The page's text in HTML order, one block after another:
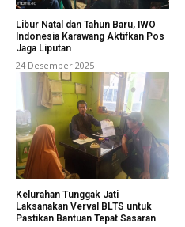
Libur Natal dan Tahun Baru, IWO
Indonesia Karawang Aktifkan Pos
Jaga Liputan
24 Desember 2025
Kelurahan Tunggak Jati
Laksanakan Verval BLTS untuk
Pastikan Bantuan Tepat Sasaran